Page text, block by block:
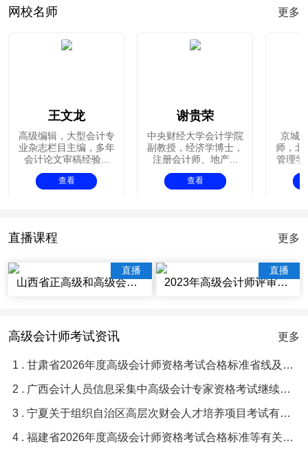
网校名师 更多
王文龙
高级编辑，大型会计专
业杂志栏目主编，多年
会计论文审稿经验...
查看
谢贵荣
中央财经大学会计学院
副教授，经济学博士，
注册会计师、地产...
查看
京城
师，北
管理学
直播课程 更多
直播
山西省正高级和高级会计师评审辅导视频讲座
直播
2023年高级会计师评审辅导视频课程
高级会计师考试资讯 更多
1 . 甘肃省2026年度高级会计师资格考试合格标准省线及及格人员名单等有关问题的通知
2 . 广西会计人员信息采集中高级会计专家资格考试继续教育常见问题与解答
3 . 宁夏关于组织自治区高层次财会人才培养项目考试有关事项的通知
4 . 福建省2026年度高级会计师资格考试合格标准等有关问题的通知